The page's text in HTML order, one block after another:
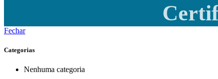
Fechar
Categorias
Nenhuma categoria